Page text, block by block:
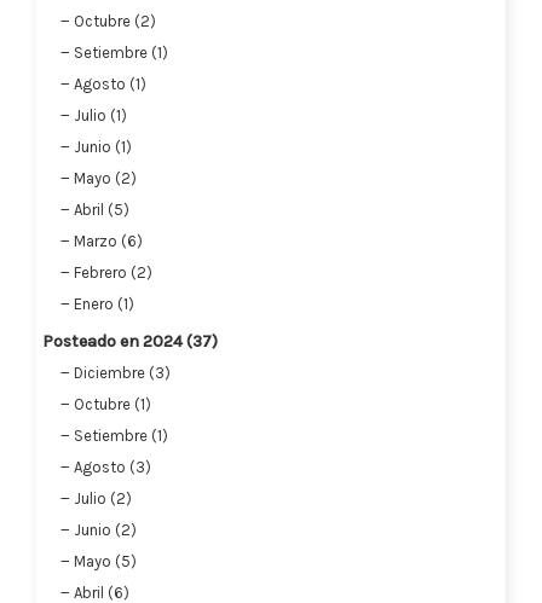
Octubre (2)
Setiembre (1)
Agosto (1)
Julio (1)
Junio (1)
Mayo (2)
Abril (5)
Marzo (6)
Febrero (2)
Enero (1)
Posteado en 2024 (37)
Diciembre (3)
Octubre (1)
Setiembre (1)
Agosto (3)
Julio (2)
Junio (2)
Mayo (5)
Abril (6)